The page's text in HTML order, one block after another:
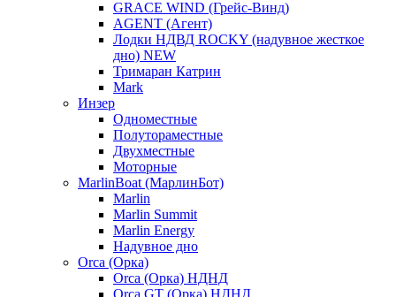
GRACE WIND (Грейс-Винд)
AGENT (Агент)
Лодки НДВД ROCKY (надувное жесткое
дно) NEW
Тримаран Катрин
Mark
Инзер
Одноместные
Полутораместные
Двухместные
Моторные
MarlinBoat (МарлинБот)
Marlin
Marlin Summit
Marlin Energy
Надувное дно
Orca (Орка)
Orca (Орка) НДНД
Orca GT (Орка) НДНД